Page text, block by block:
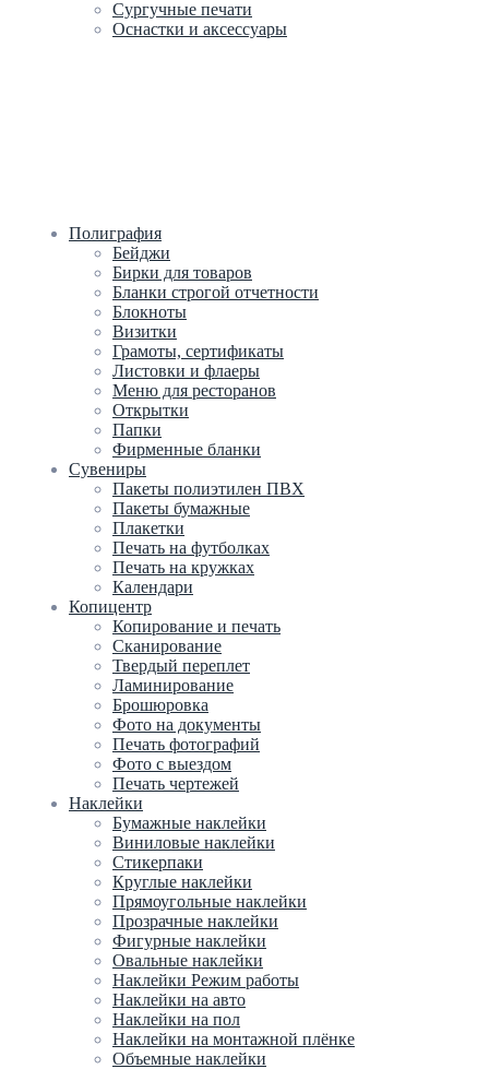
Сургучные печати
Оснастки и аксессуары
Полиграфия
Бейджи
Бирки для товаров
Бланки строгой отчетности
Блокноты
Визитки
Грамоты, сертификаты
Листовки и флаеры
Меню для ресторанов
Открытки
Папки
Фирменные бланки
Сувениры
Пакеты полиэтилен ПВХ
Пакеты бумажные
Плакетки
Печать на футболках
Печать на кружках
Календари
Копицентр
Копирование и печать
Сканирование
Твердый переплет
Ламинирование
Брошюровка
Фото на документы
Печать фотографий
Фото с выездом
Печать чертежей
Наклейки
Бумажные наклейки
Виниловые наклейки
Стикерпаки
Круглые наклейки
Прямоугольные наклейки
Прозрачные наклейки
Фигурные наклейки
Овальные наклейки
Наклейки Режим работы
Наклейки на авто
Наклейки на пол
Наклейки на монтажной плёнке
Объемные наклейки